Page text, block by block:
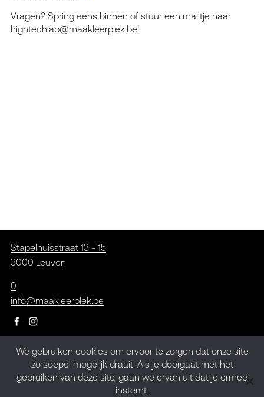
Vragen? Spring eens binnen of stuur een mailtje naar
hightechlab@maakleerplek.be!
Stapelhuisstraat 13 - 15
3000 Leuven
0
info@maakleerplek.be
Inschrijven op de
nieuwsbrief
We gebruiken cookies om ervoor te zorgen dat onze site
zo soepel mogelijk draait. Als je doorgaat met het
gebruiken van deze site, gaan we ervan uit dat je ermee
instemt.